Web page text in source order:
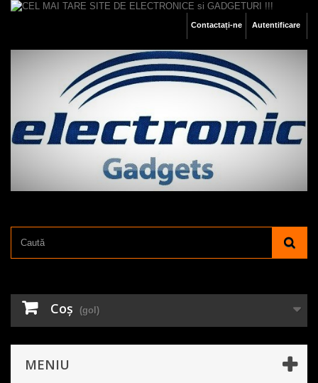
Autentificare
Contactați-ne
Coş (gol)
MENIU